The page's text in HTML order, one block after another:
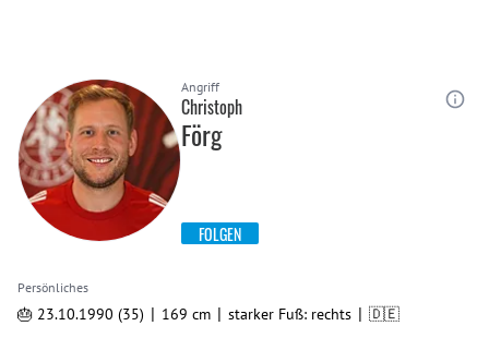
Angriff
Christoph
Förg
FOLGEN
Persönliches
🎂 23.10.1990 (35) | 169 cm | starker Fuß: rechts | 🇩🇪